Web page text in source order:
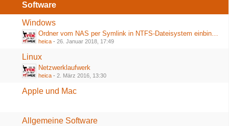
Software
Windows
Ordner vom NAS per Symlink in NTFS-Dateisystem einbinden
heica - 26. Januar 2018, 17:49
Linux
Netzwerklaufwerk
heica - 2. März 2016, 13:30
Apple und Mac
Allgemeine Software